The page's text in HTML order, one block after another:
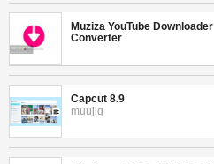
Muziza YouTube Downloader
Converter
Capcut 8.9
muujig